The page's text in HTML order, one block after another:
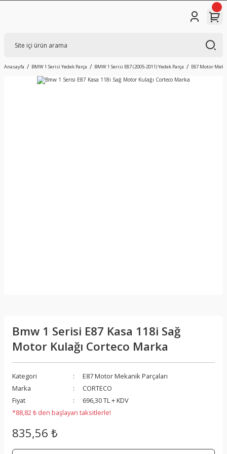
Anasayfa BMW 1 Serisi Yedek Parça BMW 1 Serisi E87 (2005-2011) Yedek Parça E87 Motor
Bmw 1 Serisi E87 Kasa 118i Sağ
Motor Kulağı Corteco Marka
Kategori
E87 Motor Mekanik Parçaları
Marka
CORTECO
Fiyat
696,30 TL + KDV
*88,82 ₺ den başlayan taksitlerle!
835,56 ₺